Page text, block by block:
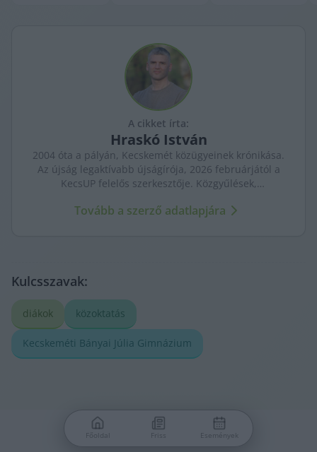
A cikket írta:
Hraskó István
2004 óta a pályán, Kecskemét közügyeinek krónikása.
Az újság legaktívabb újságírója, 2026 februárjától a
KecsUP felelős szerkesztője. Közgyűlések,
arca és a háttérben élők történetei egyszerre jelennek
Tovább a szerző adatlapjára
Kulcsszavak:
diákok közoktatás
Kecskeméti Bányai Júlia Gimnázium
Főoldal Friss Események